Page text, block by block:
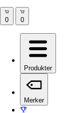
Produkter
Merker